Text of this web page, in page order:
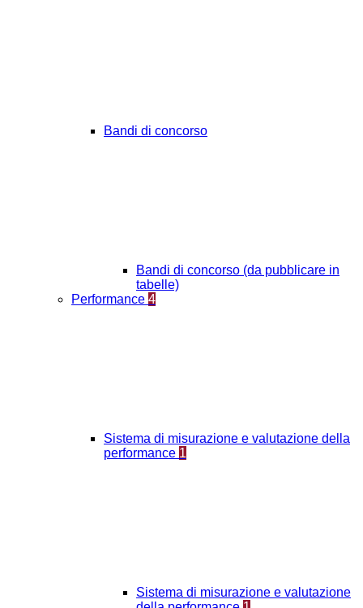
Bandi di concorso
Bandi di concorso (da pubblicare in
tabelle)
Performance 4
Sistema di misurazione e valutazione della
performance 1
Sistema di misurazione e valutazione